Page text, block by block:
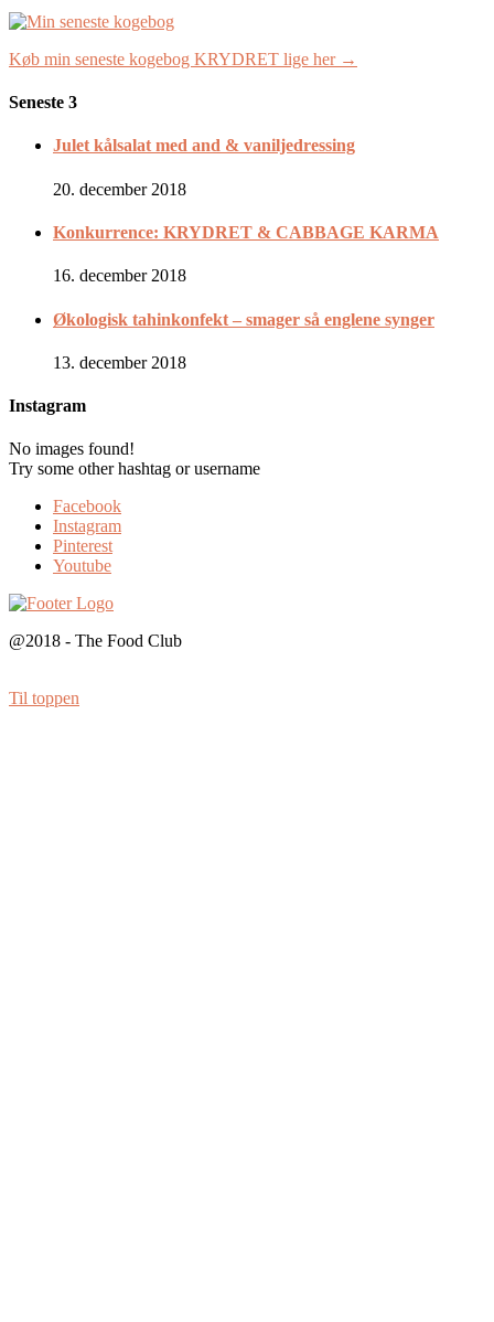
Køb min seneste kogebog KRYDRET lige her →
Seneste 3
Julet kålsalat med and & vaniljedressing
20. december 2018
Konkurrence: KRYDRET & CABBAGE KARMA
16. december 2018
Økologisk tahinkonfekt – smager så englene synger
13. december 2018
Instagram
No images found!
Try some other hashtag or username
Facebook
Instagram
Pinterest
Youtube
@2018 - The Food Club
Til toppen